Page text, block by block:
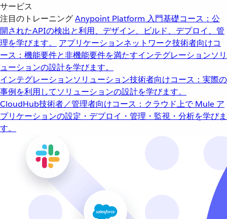
サービス
注目のトレーニングAnypoint Platform 入門基礎コース：公
開されたAPIの検出と利用、デザイン、ビルド、デプロイ、管
理を学びます。
アプリケーションネットワーク技術者向けコ
ース：機能要件と非機能要件を満たすインテグレーションソリ
ューションの設計を学びます。
インテグレーションソリューション技術者向けコース：実際の
事例を利用してソリューションの設計を学びます。
CloudHub技術者／管理者向けコース：クラウド上で Mule ア
プリケーションの設定・デプロイ・管理・監視・分析を学びま
す。